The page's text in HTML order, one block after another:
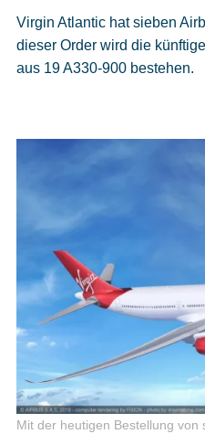
Virgin Atlantic hat sieben
dieser Order wird die
aus 19 A330-900 bestehen.
Mit der heutigen Bestellung von